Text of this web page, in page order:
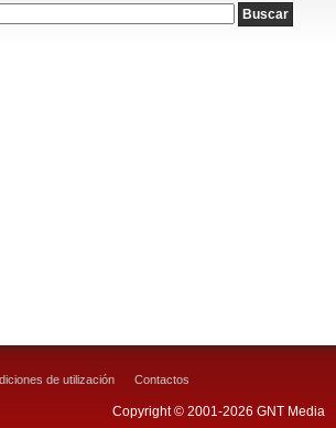
de utilización Contactos
Copyright © 2001-2026 GNT Media